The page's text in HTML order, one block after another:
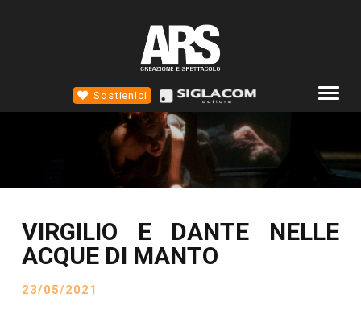
Sostienici
EVENTI
NEWS
SCUOLA STM
VIRGILIO E DANTE NELLE
ACQUE DI MANTO
23/05/2021